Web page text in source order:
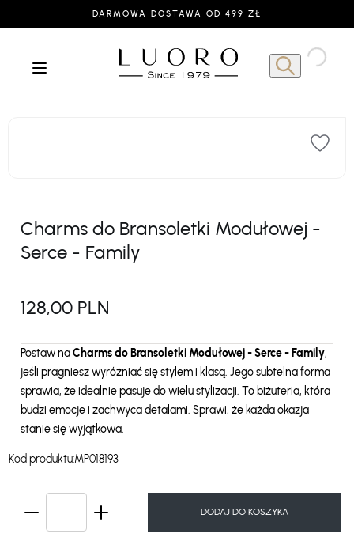
DARMOWA DOSTAWA OD 499 ZŁ
Charms do Bransoletki Modułowej -
Serce - Family
128,00 PLN
Postaw naCharms do Bransoletki Modułowej - Serce - Family,
jeśli pragniesz wyróżniać się stylem i klasą. Jego subtelna forma
sprawia, że idealnie pasuje do wielu stylizacji. To biżuteria, która
budzi emocje i zachwyca detalami. Sprawi, że każda okazja
stanie się wyjątkowa.
Kod produktu:MP018193
DODAJ DO KOSZYKA